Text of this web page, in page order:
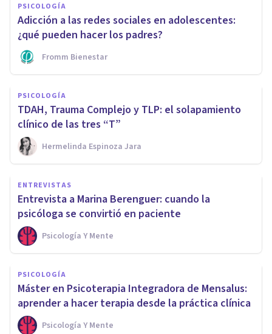
PSICOLOGÍA
Adicción a las redes sociales en adolescentes:
¿qué pueden hacer los padres?
Fromm Bienestar
PSICOLOGÍA
TDAH, Trauma Complejo y TLP: el solapamiento
clínico de las tres “T”
Hermelinda Espinoza Jara
ENTREVISTAS
Entrevista a Marina Berenguer: cuando la
psicóloga se convirtió en paciente
Psicología Y Mente
PSICOLOGÍA
Máster en Psicoterapia Integradora de Mensalus:
aprender a hacer terapia desde la práctica clínica
Psicología Y Mente